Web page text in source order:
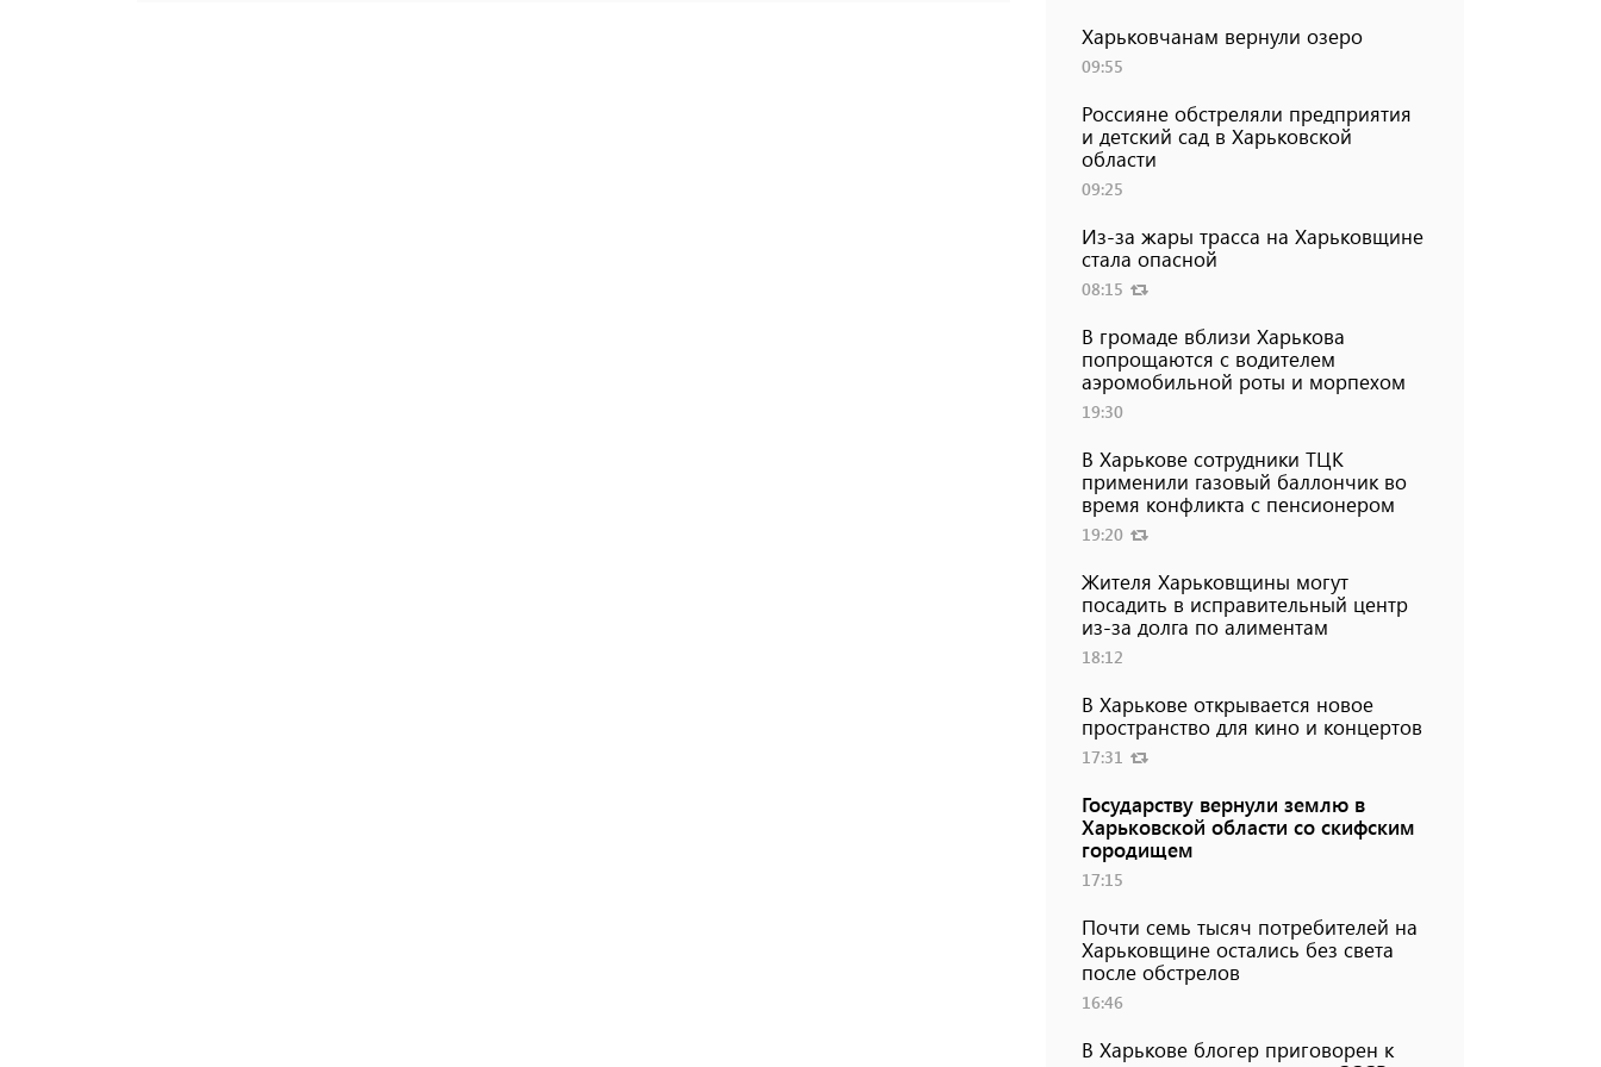
Харьковчанам вернули озеро
09:55
Россияне обстреляли предприятия
и детский сад в Харьковской
области
09:25
Из-за жары трасса на Харьковщине
стала опасной
08:15
В громаде вблизи Харькова
попрощаются с водителем
аэромобильной роты и морпехом
19:30
В Харькове сотрудники ТЦК
применили газовый баллончик во
время конфликта с пенсионером
19:20
Жителя Харьковщины могут
посадить в исправительный центр
из-за долга по алиментам
18:12
В Харькове открывается новое
пространство для кино и концертов
17:31
Государству вернули землю в
Харьковской области со скифским
городищем
17:15
Почти семь тысяч потребителей на
Харьковщине остались без света
после обстрелов
16:46
В Харькове блогер приговорен к